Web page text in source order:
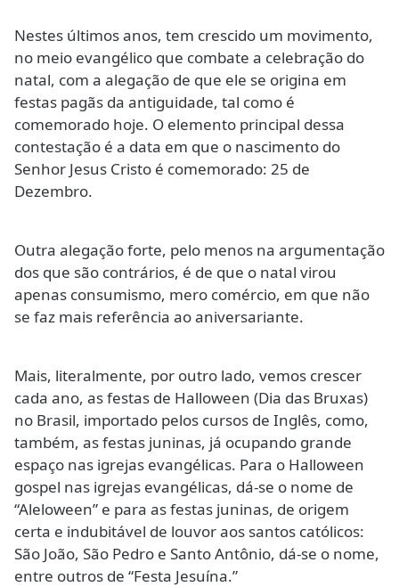
Nestes últimos anos, tem crescido um movimento,
no meio evangélico que combate a celebração do
natal, com a alegação de que ele se origina em
festas pagãs da antiguidade, tal como é
comemorado hoje. O elemento principal dessa
contestação é a data em que o nascimento do
Senhor Jesus Cristo é comemorado: 25 de
Dezembro.
Outra alegação forte, pelo menos na argumentação
dos que são contrários, é de que o natal virou
apenas consumismo, mero comércio, em que não
se faz mais referência ao aniversariante.
Mais, literalmente, por outro lado, vemos crescer
cada ano, as festas de Halloween (Dia das Bruxas)
no Brasil, importado pelos cursos de Inglês, como,
também, as festas juninas, já ocupando grande
espaço nas igrejas evangélicas. Para o Halloween
gospel nas igrejas evangélicas, dá-se o nome de
“Aleloween” e para as festas juninas, de origem
certa e indubitável de louvor aos santos católicos:
São João, São Pedro e Santo Antônio, dá-se o nome,
entre outros de “Festa Jesuína.”